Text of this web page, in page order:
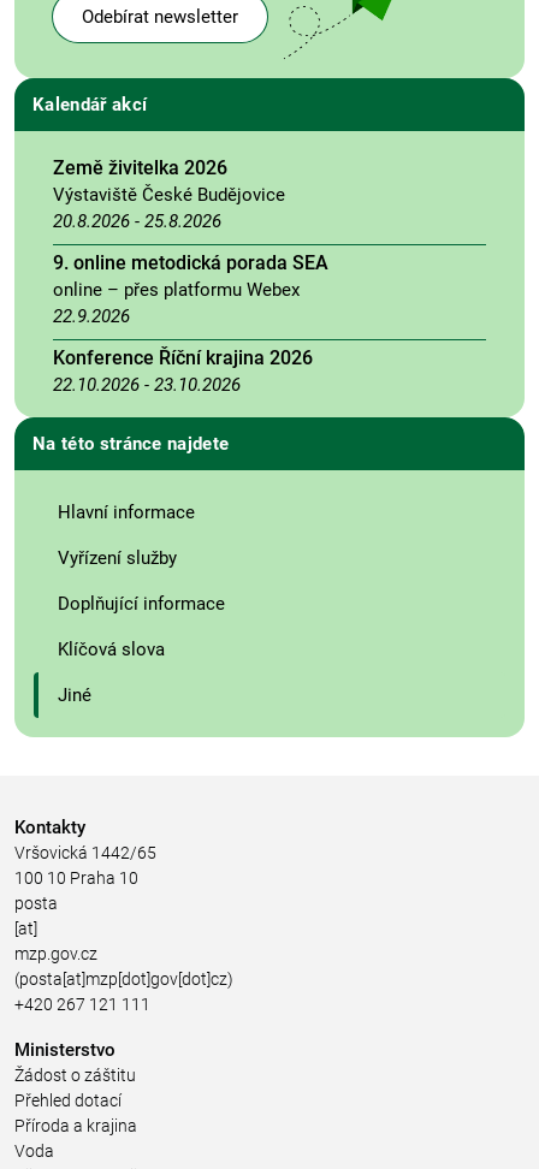
Odebírat newsletter
Kalendář akcí
Země živitelka 2026
Výstaviště České Budějovice
20.8.2026 - 25.8.2026
9. online metodická porada SEA
online – přes platformu Webex
22.9.2026
Konference Říční krajina 2026
22.10.2026 - 23.10.2026
Na této stránce najdete
Hlavní informace
Vyřízení služby
Doplňující informace
Klíčová slova
Jiné
Kontakty
Vršovická 1442/65
100 10 Praha 10
posta
[at]
mzp.gov.cz
(posta[at]mzp[dot]gov[dot]cz)
+420 267 121 111
Ministerstvo
Žádost o záštitu
Přehled dotací
Příroda a krajina
Voda